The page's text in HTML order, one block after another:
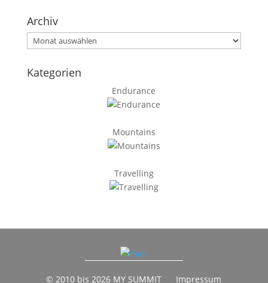
Archiv
Archiv
Kategorien
Endurance
Mountains
Travelling
© 2010 bis 2026 MY SUMMIT Impressum